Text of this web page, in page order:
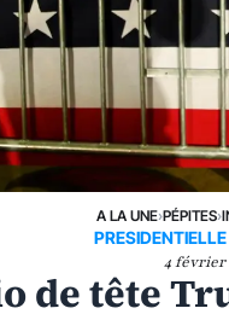
A LA UNE›PÉPITES›
4 février
de tête